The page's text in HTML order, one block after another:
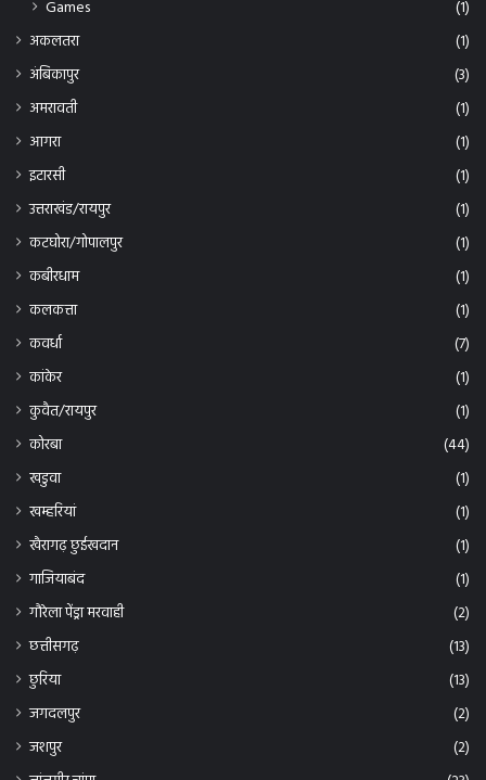
(7)
(1)
कुवैत/रायपुर
(1)
(44)
(1)
खम्हरियां
(1)
खैरागढ़ छुईखदान
(1)
गाजियाबंद
(1)
(2)
(13)
(13)
(2)
जशपुर
(2)
(23)
जांजगीर/चांपा
(2)
(1)
झारखंड/रायपुर
(2)
(5)
तिरुवनंतपुरम/ रायपुर
(2)
(14)
दिल्ली-रायपुर
(6)
दीपिका/कोरबा
(1)
(3)